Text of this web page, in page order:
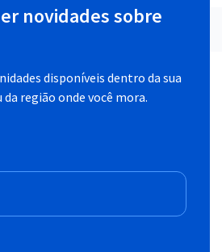
novidades sobre
disponíveis dentro da sua
região onde você mora.